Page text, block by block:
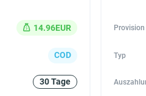
14.96EUR
COD
30 Tage
Provision
Typ